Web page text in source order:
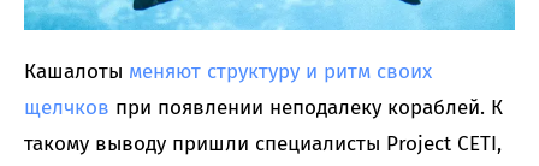
Кашалоты меняют структуру и ритм своих
щелчков при появлении неподалеку кораблей. К
такому выводу пришли специалисты Project CETI,